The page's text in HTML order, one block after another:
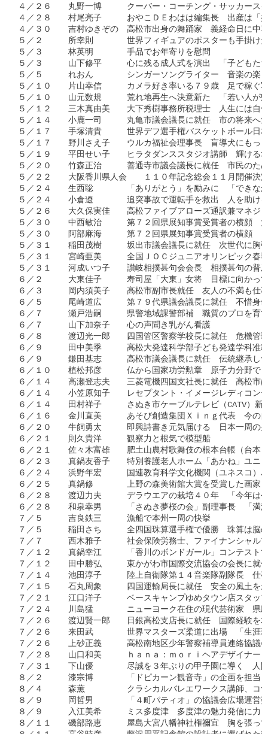
４／２６　　丸野一博　　　クーバー・コーチング・サッカー
４／２８　　村尾亮子　　　おやこＤＥわはは編集長　出産は「
４／３０　　吉村ゆきぞの　高松市出身の舞踊家　義経命日に
５／２　　　所幸則　　　　世界フィギュアのポスターも手掛け
５／３　　　林英明　　　　手品でお年寄りを慰問
５／３　　　山下修平　　　心に残る成人式を演出　「子どもた
５／５　　　れおん　　　　シンガーソングライター　音楽の楽
５／１０　　片山幸信　　　カメラ好き率いる７９歳　足で稼ぐ
５／１０　　山元数規　　　荒れ地再生へ決意新た　「若い人が
５／１２　　三木真由美　　大下秀樹事務所税理士　人生には自
５／１４　　小鹿一司　　　丸亀市議会議長に就任　市の将来へ
５／１７　　手塚清貴　　　世界デフ選手権バスケットボール日
５／１７　　野川さえ子　　ウルカ福祉会理事長　盲導犬にもっ
５／１９　　平田せい子　　ヒラタダンススタジオ講師　輝ける
５／２０　　竹森正治　　　善通寺市議会議長に就任　市民のた
５／２２　　大阪香川県人会　　１１０年記念総会１１月開催決
５／２４　　生西聡　　　　「ありがとう」を励みに　「できな
５／２４　　小倉遼　　　　追突事故で運転手を救出　人を助
５／２６　　大久保実佳　　高松ファイブアローズ通訳兼マネジ
５／３０　　中西敏治　　　第７２回県展知事賞受賞者の横顔　
５／３０　　阿部麻海　　　第７２回県展知事賞受賞者の横顔　
５／３１　　稲田茂樹　　　坂出市議会議長に就任　次世代に胸
５／３１　　宮崎亜美　　　全国ＪＯＣジュニアオリンピック春
５／３１　　河成いつ子　　讃岐相撲甚句会会長　相撲甚句の普
６／２　　　大東佳子　　　寿司屋「大東」女将　目標に向かっ
６／３　　　岡内須美子　　高松市副市長就任　友人の不満も仕
６／５　　　尾崎道広　　　第７９代県議会議長に就任　不惜身
６／７　　　瀬戸浩嗣　　　県警地域課警部補　職質のプロを育
６／７　　　山下加奈子　　心の声聞き乳がん看護
６／８　　　渡辺光一郎　　四国管区警察学校長に就任　危機管
６／９　　　田中美季　　　高松大発達科学部子ども発達学科准
６／９　　　鎌田基志　　　高松市議会議長に就任　伝統継承し
６／１０　　植松邦彦　　　仏から国家功労勲章　原子力分野で
６／１４　　高瀬登志夫　　三菱電機四国支社長に就任　高松市
６／１４　　小笠原知子　　レセプタント・イメージレディコン
６／１４　　田村祥子　　　さぬき市ケーブルテレビ（CATV）新
６／１６　　金川直美　　　あそび創造集団Ｘｉｎｇ代表　今の
６／２０　　牛飼勇太　　　即興詩書き元気届ける　日本一周の
６／２１　　則久貴洋　　　観察力と根気で模型船
６／２１　　佐々木富雄　　肥土山農村歌舞伎の根本台帳（台本
６／２３　　真鍋友香子　　特別養護老人ホーム「あかね」ユニ
６／２４　　浜野年宏　　　国連教育科学文化機関（ユネスコ）
６／２５　　真鍋修　　　　上野の森美術館大賞を受賞した画家
６／２８　　渡辺力夫　　　デラウエアの栽培４０年　「今年は
６／２８　　和泉幸男　　　「さぬき夢桜の会」副理事長　「満
７／５　　　吉良鉄三　　　漁船で本州一周の快挙
７／５　　　稲田さち　　　全四国珠算選手権で優勝　珠算は脳
７／７　　　西木雅子　　　社会保険労務士、ファイナンシャル
７／１２　　真鍋幸江　　　「香川のボンドガール」コンテスト
７／１２　　田中勝弘　　　東かがわ市国際交流協会の会長に就
７／１４　　池田淳子　　　陸上自衛隊第１４音楽隊副隊長　仕
７／１５　　石丸周象　　　四国運輸局長に就任　安全の風土を
７／２１　　江口洋子　　　ベースキャンプゆめタウン店スタッ
７／２４　　川島猛　　　　ニューヨーク在住の現代芸術家　県
７／２６　　渡辺賢一郎　　日銀高松支店長に就任　国際経験を
７／２６　　来田武　　　　世界マスターズ柔道に出場　「生涯
７／２６　　上砂正義　　　高松南地区少年警察補導員連絡協
７／２８　　山口和美　　　ｈａｎａ：ｍｏｒｉヘアデザイナー
７／３１　　下山優　　　　尽誠を３年ぶりの甲子園に導く　人
８／２　　　漆宗博　　　　「ドピカーン観音寺」の企画を担当
８／４　　　森薫　　　　　クラシカルバレエワークス講師、コ
８／９　　　岡哲男　　　　「４町パティオ」の協議会広場運営
８／９　　　入江美希　　　ミス多度津　多度津の魅力発信に力
８／１１　　磯部路恵　　　屋島大宮八幡神社権禰宜　胸を張っ